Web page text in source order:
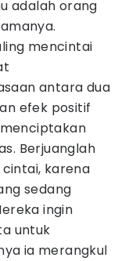
adalah orang
mencintai
antara dua
efek positif
Berjuanglah
karena
sedang
ingin
untuk
ia merangkul